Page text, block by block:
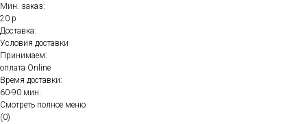
Мин. заказ:
20 р
Доставка:
Условия доставки
Принимаем:
оплата Online
Время доставки:
60-90 мин.
Смотреть полное меню
(0)